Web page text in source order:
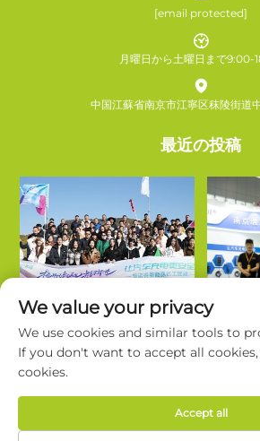
[email protected]
月曜日から土曜日まで9:00-
中国江蘇省南京市江寧区秣陵街道
最近の投稿
Copyright © Nanjing Ruifanda New Energy
We value your privacy
We use cookies and similar tools to
If you don't want to accept all
cookies.
Accept all